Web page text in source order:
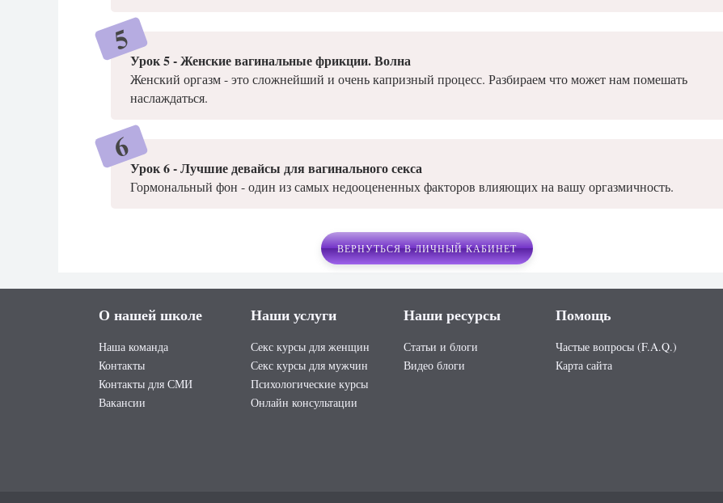
Урок 5 - Женские вагинальные фрикции. Волна
Женский оргазм - это сложнейший и очень капризный процесс. Разбираем что может нам помешать
наслаждаться.
Урок 6 - Лучшие девайсы для вагинального секса
Гормональный фон - один из самых недооцененных факторов влияющих на вашу оргазмичность.
ВЕРНУТЬСЯ В ЛИЧНЫЙ КАБИНЕТ
О нашей школе
Наша команда
Контакты
Контакты для СМИ
Вакансии
Наши услуги
Секс курсы для женщин
Секс курсы для мужчин
Психологические курсы
Онлайн консультации
Наши ресурсы
Статьи и блоги
Видео блоги
Помощь
Частые вопросы (F.A.Q.)
Карта сайта